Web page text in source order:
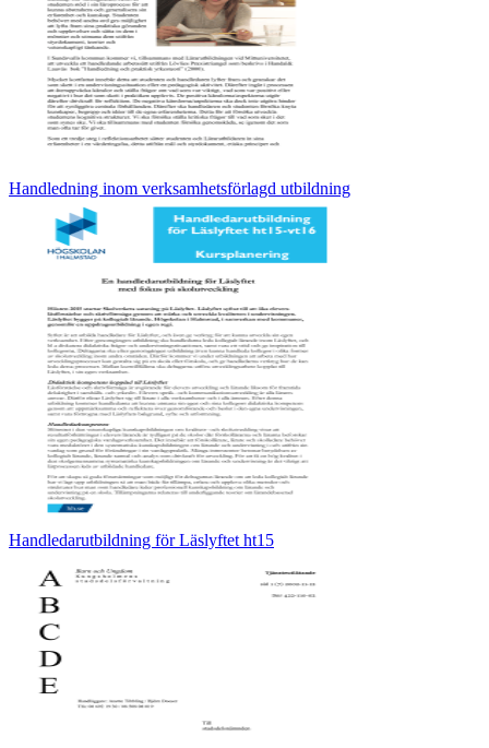
Handledning inom verksamhetsförlagd utbildning
Handledarutbildning för Läslyftet ht15